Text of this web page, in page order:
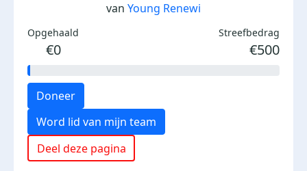
van Young Renewi
Opgehaald
€0
Streefbedrag
€500
Doneer
Word lid van mijn team
Deel deze pagina